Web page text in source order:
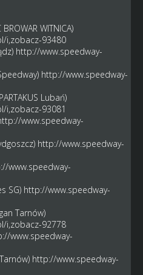
WITNICA)
i,zobacz-93480
http://www.speedway-
http://www.speedway-
Lubań)
i,zobacz-93081
www.speedway-
http://www.speedway-
www.speedway-
SG) http://www.speedway-
Tarnów)
i,zobacz-92778
www.speedway-
http://www.speedway-